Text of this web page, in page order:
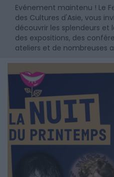
Evénement maintenu ! Le
des Cultures d'Asie, vous
découvrir les splendeurs et
des expositions, des
ateliers et de nombreuses